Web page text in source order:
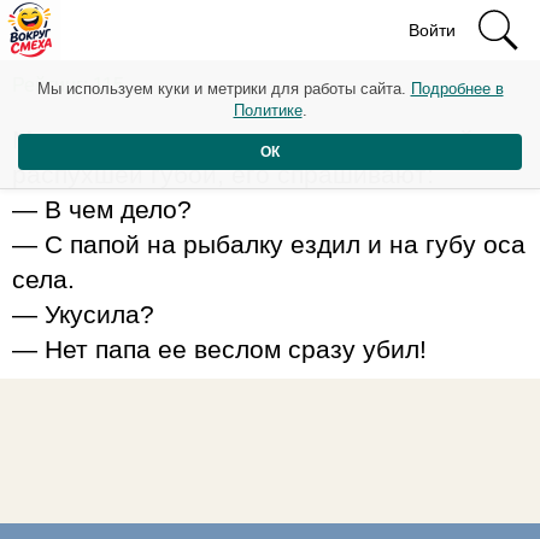
Войти
Рейтинг: 115
Мальчик приходит в школу с огромной
распухшей губой, его спрашивают:
— В чем дело?
— С папой на рыбалку ездил и на губу оса
села.
— Укусила?
— Нет папа ее веслом сразу убил!
Мы используем куки и метрики для работы сайта. Подробнее в
Политике.
ОК